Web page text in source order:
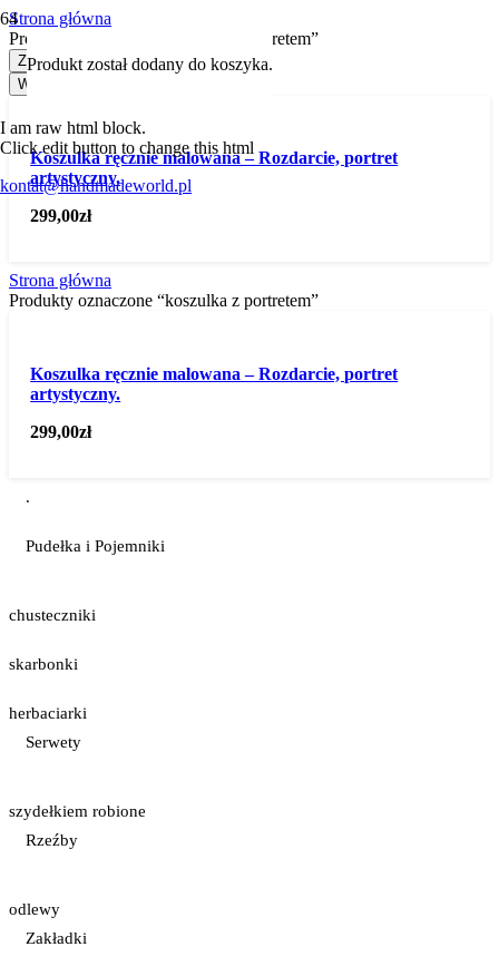
Produkt został dodany do koszyka.
I am raw html block.
Click edit button to change this html
kontat@handmadeworld.pl
Strona główna
Produkty oznaczone “koszulka z portretem”
Zastosuj
Wybierz kategorię
Koszulka ręcznie malowana – Rozdarcie, portret
artystyczny.
299,00zł
Strona główna
Produkty oznaczone “koszulka z portretem”
Koszulka ręcznie malowana – Rozdarcie, portret
artystyczny.
299,00zł
.
Pudełka i Pojemniki
chusteczniki
skarbonki
herbaciarki
Serwety
szydełkiem robione
Rzeźby
odlewy
Zakładki